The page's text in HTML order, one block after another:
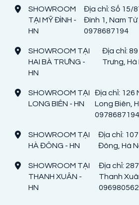
SHOWROOM
TẠI MỸ ĐÌNH -
HN
Địa chỉ: Số 15/
Đình 1, Nam Từ
0978687194
SHOWROOM TẠI
HAI BÀ TRƯNG -
HN
Địa chỉ: 89
Trưng, Hà
SHOWROOM TẠI
LONG BIÊN - HN
Địa chỉ: 126
Long Biên,
0978687194
SHOWROOM TẠI
HÀ ĐÔNG - HN
Địa chỉ:
Đông, Hà
SHOWROOM TẠI
THANH XUÂN -
HN
Địa chỉ:
Thanh